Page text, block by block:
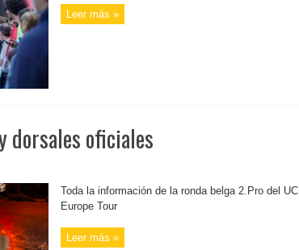
Leer más »
dorsales oficiales
Toda la información de la ronda belga 2.Pro del UCI
Europe Tour
Leer más »